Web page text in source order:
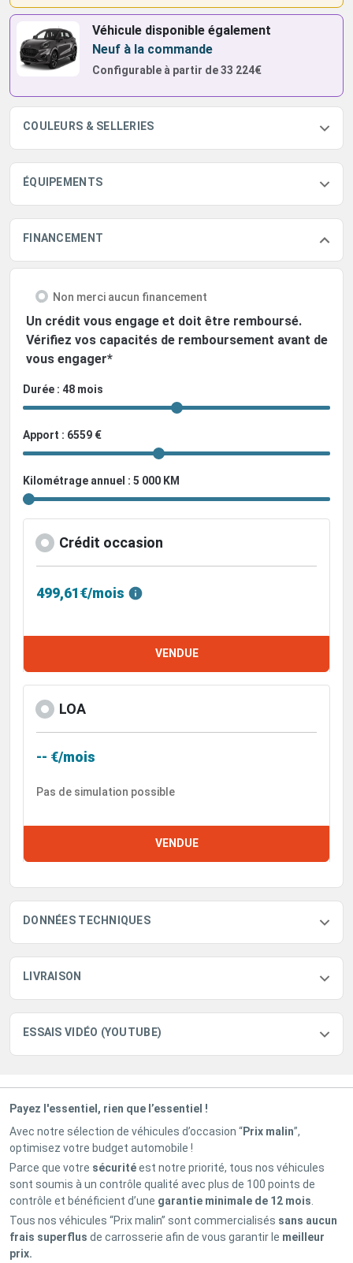
Véhicule disponible également
Neuf à la commande
Configurable à partir de33 224€
COULEURS & SELLERIES
ÉQUIPEMENTS
FINANCEMENT
Non merci aucun financement
Un crédit vous engage et doit être remboursé.
Vérifiez vos capacités de remboursement avant de
vous engager*
Durée : 48 mois
Apport : 6559 €
Kilométrage annuel : 5 000 KM
Crédit occasion
499,61€/mois
VENDUE
LOA
-- €/mois
Pas de simulation possible
VENDUE
DONNÉES TECHNIQUES
LIVRAISON
ESSAIS VIDÉO (YOUTUBE)
Payez l'essentiel, rien que l’essentiel !
Avec notre sélection de véhicules d’occasion “Prix malin”,
optimisez votre budget automobile !
Parce que votre sécuritéest notre priorité, tous nos véhicules
sont soumis à un contrôle qualité avec plus de 100 points de
contrôle et bénéficient d’une garantie minimale de 12 mois
Tous nos véhicules “Prix malin” sont commercialisés sans aucun
frais superflus de carrosserie afin de vous garantir le meilleur
prix.